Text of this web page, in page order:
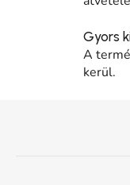
Gyors
A
kerül.